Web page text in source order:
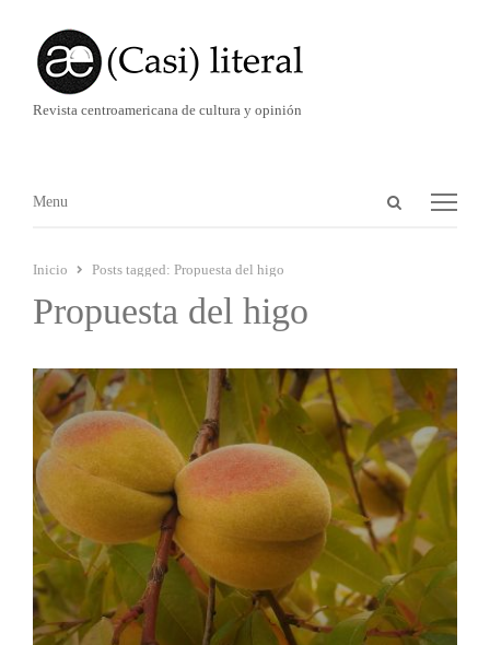
Revista centroamericana de cultura y opinión
Abrir
Menú
Menu
Inicio Posts tagged: Propuesta del higo
Propuesta del higo